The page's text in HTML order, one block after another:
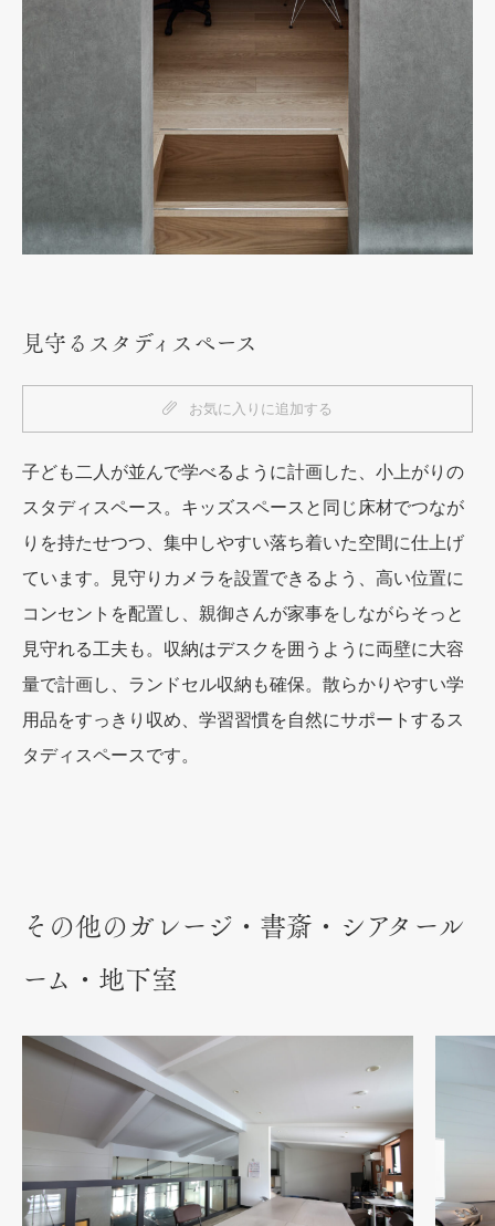
見守るスタディスペース
お気に入りに追加する
子ども二人が並んで学べるように計画した、小上がりの
スタディスペース。キッズスペースと同じ床材でつなが
りを持たせつつ、集中しやすい落ち着いた空間に仕上げ
ています。見守りカメラを設置できるよう、高い位置に
コンセントを配置し、親御さんが家事をしながらそっと
見守れる工夫も。収納はデスクを囲うように両壁に大容
量で計画し、ランドセル収納も確保。散らかりやすい学
用品をすっきり収め、学習習慣を自然にサポートするス
タディスペースです。
その他のガレージ・書斎・シアタール
ーム・地下室